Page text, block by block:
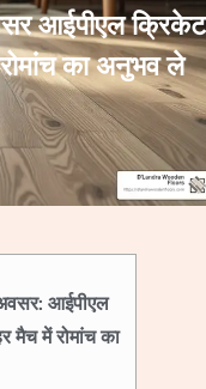
आईपीएल क्रिकेट
का अनुभव ले
आईपीएल
मैच में रोमांच का